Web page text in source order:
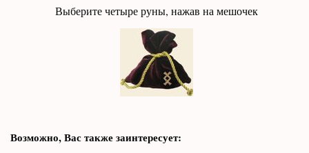
Выберите четыре руны, нажав на мешочек
Возможно, Вас также заинтересует: